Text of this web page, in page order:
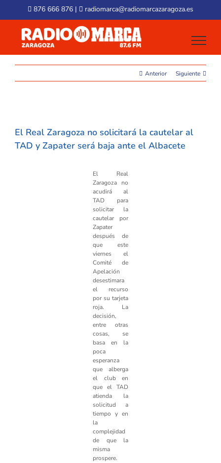
content
876 666 876 | radiomarca@radiomarcazaragoza.es
Anterior Siguiente
Image
El Real Zaragoza no solicitará la cautelar al
TAD y Zapater será baja ante el Albacete
El Real
Zaragoza no
acudirá al
TAD para
solicitar la
cautelar por
Zapater
después de
que este
viernes el
Comité de
Apelación
desestimara
el recurso
por su tarjeta
roja. La
decisión,
entre otras
cosas, se
basa en la
poca
esperanza
que alberga
el club en
que el TAD
atienda la
solicitud a
tiempo y en
la
complejidad
de que la
misma
prospere.